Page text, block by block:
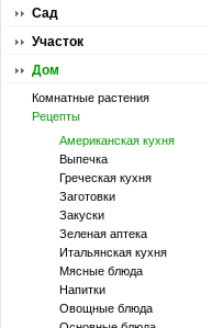
Сад
Участок
Дом
Комнатные растения
Рецепты
Американская кухня
Выпечка
Греческая кухня
Заготовки
Закуски
Зеленая аптека
Итальянская кухня
Мясные блюда
Напитки
Овощные блюда